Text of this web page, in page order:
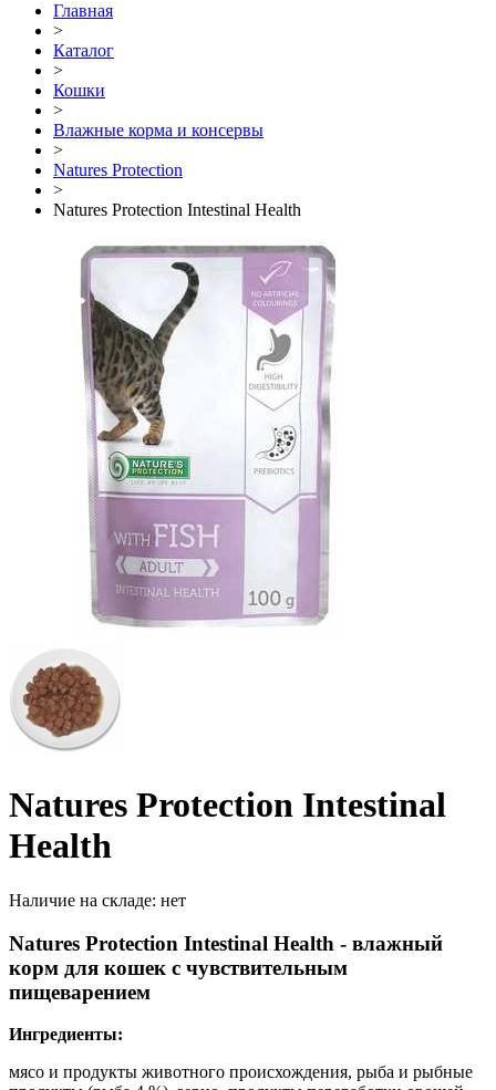
Главная
>
Каталог
>
Кошки
>
Влажные корма и консервы
>
Natures Protection
>
Natures Protection Intestinal Health
Natures Protection Intestinal
Health
Наличие на складе: нет
Natures Protection Intestinal Health - влажный
корм для кошек с чувствительным
пищеварением
Ингредиенты:
мясо и продукты животного происхождения, рыба и рыбные